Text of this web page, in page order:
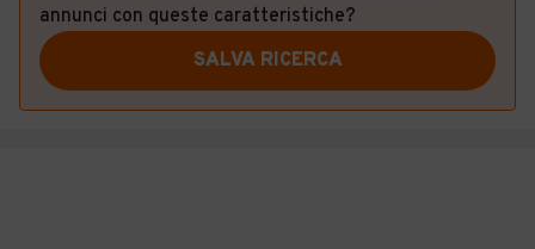
annunci con queste caratteristiche?
SALVA RICERCA